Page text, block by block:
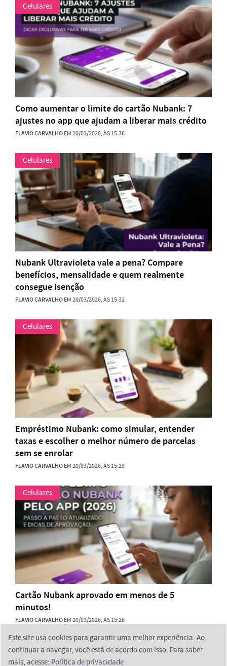
Celulares
Como aumentar o limite do cartão Nubank: 7
ajustes no app que ajudam a liberar mais crédito
FLAVIO CARVALHOEM 20/03/2026, ÀS 15:36
Celulares
Nubank Ultravioleta vale a pena? Compare
benefícios, mensalidade e quem realmente
consegue isenção
FLAVIO CARVALHOEM 20/03/2026, ÀS 15:32
Celulares
Empréstimo Nubank: como simular, entender
taxas e escolher o melhor número de parcelas
sem se enrolar
FLAVIO CARVALHOEM 20/03/2026, ÀS 15:29
Celulares
Cartão Nubank aprovado em menos de 5
minutos!
FLAVIO CARVALHOEM 20/03/2026, ÀS 15:26
Este site usa cookies para garantir uma melhor experiência. Ao
continuar a navegar, você está de acordo com isso. Para saber
mais, acesse: Política de privacidade